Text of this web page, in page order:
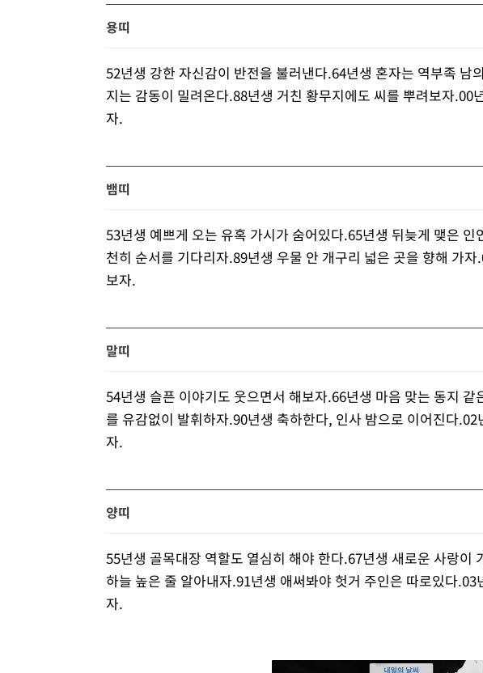
용띠
52년생 강한 자신감이 반전을 불러낸다.64년생 혼자는 역부족 남
지는 감동이 밀려온다.88년생 거친 황무지에도 씨를 뿌려보자.00
자.
뱀띠
53년생 예쁘게 오는 유혹 가시가 숨어있다.65년생 뒤늦게 맺은
천히 순서를 기다리자.89년생 우물 안 개구리 넓은 곳을 향해 가
보자.
말띠
54년생 슬픈 이야기도 웃으면서 해보자.66년생 마음 맞는 동지
를 유감없이 발휘하자.90년생 축하한다, 인사 밤으로 이어진다
자.
양띠
55년생 골목대장 역할도 열심히 해야 한다.67년생 새로운 사랑이
하늘 높은 줄 알아내자.91년생 애써봐야 헛거 주인은 따로있다
자.